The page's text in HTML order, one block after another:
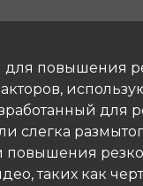
повышения
для
слегка
повышения
таких как